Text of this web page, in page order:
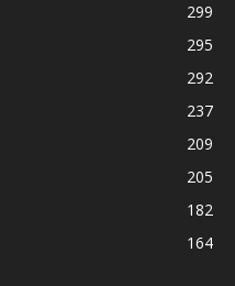
299
295
292
237
209
205
182
164